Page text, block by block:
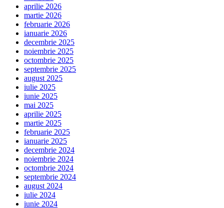
aprilie 2026
martie 2026
februarie 2026
ianuarie 2026
decembrie 2025
noiembrie 2025
octombrie 2025
septembrie 2025
august 2025
iulie 2025
iunie 2025
mai 2025
aprilie 2025
martie 2025
februarie 2025
ianuarie 2025
decembrie 2024
noiembrie 2024
octombrie 2024
septembrie 2024
august 2024
iulie 2024
iunie 2024